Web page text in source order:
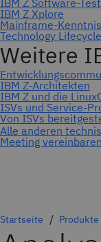
Meeting vereinbaren
Startseite Produkte